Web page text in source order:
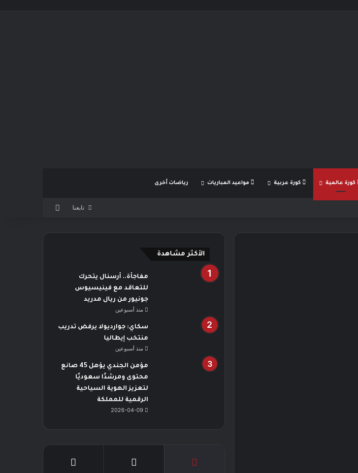
كورة عالمية كورة عربية مواعيد المباريات رياضات أخرى
تابعنا
الأكثر مشاهدة
مفاجأة.. أرسنال يتحرك
للتعاقد مع فينيسيوس
جونيور من ريال مدريد
منذ أسبوعين
سكاي: جوارديولا يرفض تدريب
منتخب إيطاليا
منذ أسبوعين
مؤمن الجندي يؤهل 45 صانع
محتوى ومرشدًا سعوديًا
لتعزيز الهوية السياحية
الرقمية للمملكة
2026-04-09